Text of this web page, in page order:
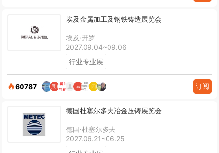
埃及金属加工及钢铁铸造展览会
埃及·开罗
2027.09.04~09.06
行业专业展
60787 订阅
德国杜塞尔多夫冶金压铸展览会
德国·杜塞尔多夫
2027.06.21~06.25